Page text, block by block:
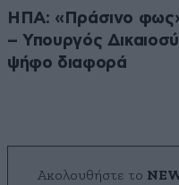
ΗΠΑ: «Πράσινο
– Υπουργός
ψήφο διαφορά
Ακολουθήστε το